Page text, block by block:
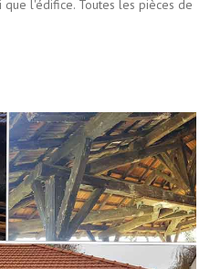
l'édifice. Toutes les pièces de